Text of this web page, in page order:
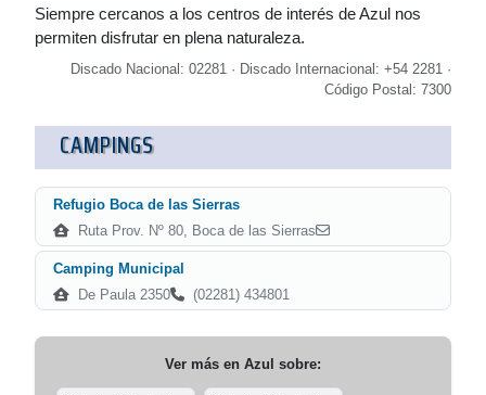
Siempre cercanos a los centros de interés de Azul nos
permiten disfrutar en plena naturaleza.
Discado Nacional: 02281 · Discado Internacional: +54 2281 ·
Código Postal: 7300
CAMPINGS
Refugio Boca de las Sierras
Ruta Prov. Nº 80, Boca de las Sierras
Camping Municipal
De Paula 2350
(02281) 434801
Ver más en Azul sobre: